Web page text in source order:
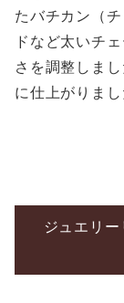
たバチカン（
ドなど太いチ
さを調整しま
に仕上がりまし
ジュエリ